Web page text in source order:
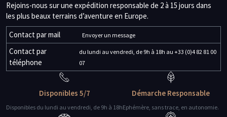
Rejoins-nous sur une expédition responsable de 2 à 15 jours dans
les plus beaux terrains d’aventure en Europe.
Contact par mail
Envoyer un message
Contact par
téléphone
du lundi au vendredi, de 9h à 18h au +33 (0)4 82 81 00
07
Disponibles 5/7
Disponibles du lundi au vendredi, de 9h à 18h
Démarche Responsable
Ephémère, sans trace, en autonomie.